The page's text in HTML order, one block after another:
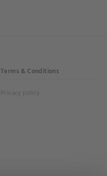
Terms & Conditions
Privacy policy